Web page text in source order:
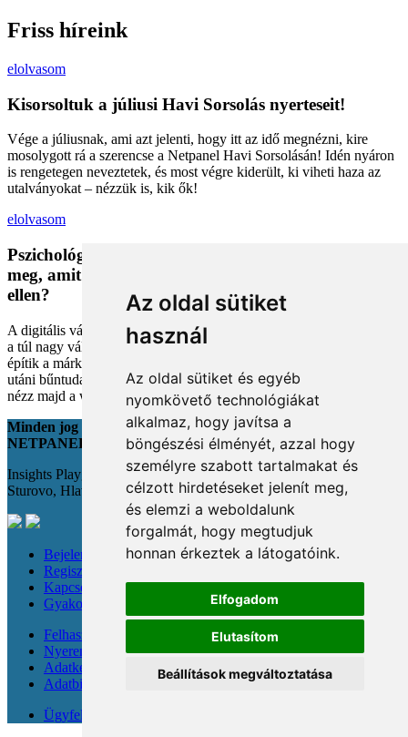
Az oldal sütiket
használ
Az oldal sütiket és egyéb
nyomkövető technológiákat
alkalmaz, hogy javítsa a
böngészési élményét, azzal hogy
személyre szabott tartalmakat és
célzott hirdetéseket jelenít meg,
és elemzi a weboldalunk
forgalmát, hogy megtudjuk
honnan érkeztek a látogatóink.
Elfogadom
Elutasítom
Beállítások megváltoztatása
Friss híreink
elolvasom
Kisorsoltuk a júliusi Havi Sorsolás nyerteseit!
Vége a júliusnak, ami azt jelenti, hogy itt az idő megnézni, kire
mosolygott rá a szerencse a Netpanel Havi Sorsolásán! Idén nyáron
is rengetegen neveztetek, és most végre kiderült, ki viheti haza az
utalványokat – nézzük is, kik ők!
elolvasom
Pszichológiai trükkök a kosárban: Miért vesszük
meg, amit megveszünk, és mit tehetünk a bűntudat
ellen?
A digitális vásárlás kényelmes, de tele van pszichológiai csapdákkal
a túl nagy választéktól a hosszas böngészésig. Megmutatjuk, hogyan
építik a márkák a bizalmadat online, és miként kerüld el a vásárlás
utáni bűntudatot tudatos döntésekkel. Készülj fel, hogy máshogy
nézz majd a webshopokra!
Minden jog fenntartva
NETPANEL
Insights Playground s.r.o.;
Sturovo, Hlavná 22., 943 01
Bejelentkezés
Regisztráció
Kapcsolat
Gyakori kérdések
Felhasználási feltételek
Nyereménysorsolási szabályzat
Adatkezelési tájékoztató
Adatbiztonság
Ügyfeleknek & újságíróknak